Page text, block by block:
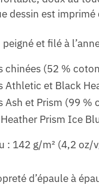
dessin est
et filé à
chinées (52 %
Athletic et Black
Ash et Prism (99
Prism Ice
: 142 g/m² (4,2 oz/
d’épaule à